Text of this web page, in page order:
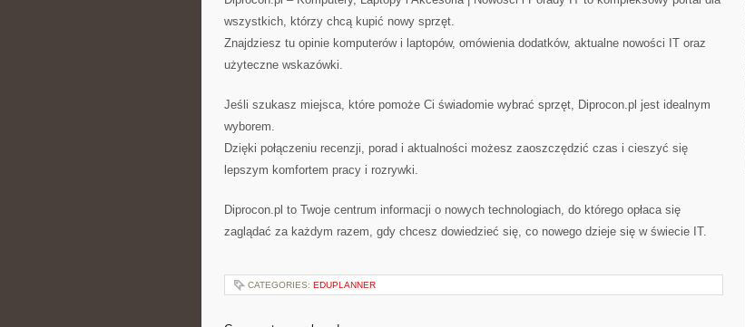
wszystkich, którzy chcą kupić nowy sprzęt.
Znajdziesz tu opinie komputerów i laptopów, omówienia dodatków, aktualne nowości IT oraz
użyteczne wskazówki.
Jeśli szukasz miejsca, które pomoże Ci świadomie wybrać sprzęt, Diprocon.pl jest idealnym
wyborem.
Dzięki połączeniu recenzji, porad i aktualności możesz zaoszczędzić czas i cieszyć się
lepszym komfortem pracy i rozrywki.
Diprocon.pl to Twoje centrum informacji o nowych technologiach, do którego opłaca się
zaglądać za każdym razem, gdy chcesz dowiedzieć się, co nowego dzieje się w świecie IT.
CATEGORIES: EDUPLANNER